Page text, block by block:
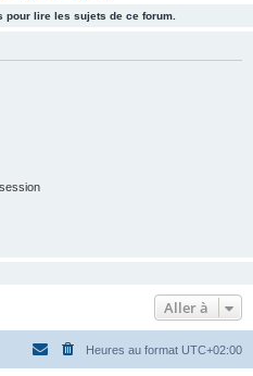
e
pour lire les sujets de ce forum.
Aller à
Heures au format UTC+02:00